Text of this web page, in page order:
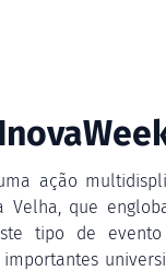
ação
Velha, que
tipo de